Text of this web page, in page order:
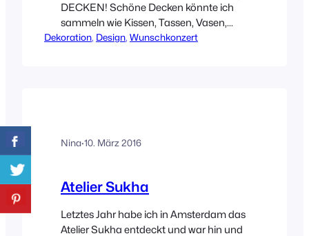
DECKEN! Schöne Decken könnte ich
sammeln wie Kissen, Tassen, Vasen,
Geschenkpapier…ähm ja und noch
Eine Auswahl…
Dekoration, Design, Wunschkonzert
Nina·10. März 2016
Atelier Sukha
Letztes Jahr habe ich in Amsterdam das
Atelier Sukha entdeckt und war hin und